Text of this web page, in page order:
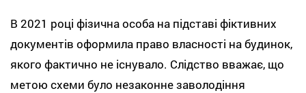
В 2021 році фізична особа на підставі фіктивних
документів оформила право власності на будинок,
якого фактично не існувало. Слідство вважає, що
метою схеми було незаконне заволодіння